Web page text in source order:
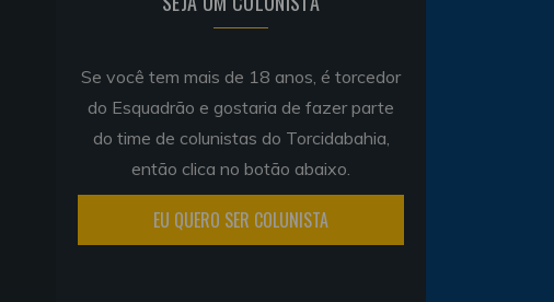
Se você tem mais de 18 anos, é torcedor
do Esquadrão e gostaria de fazer parte
do time de colunistas do Torcidabahia,
então clica no botão abaixo.
EU QUERO SER COLUNISTA